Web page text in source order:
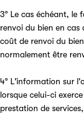
3° Le cas échéant, le
renvoi du bien en
coût de renvoi du
normalement être
4° L'information sur
lorsque celui-ci
prestation de